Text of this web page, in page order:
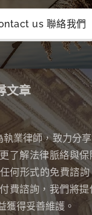
us 聯絡我們
文章
執業律師，致力分
了解法律脈絡與
何形式的免費諮詢
費諮詢，我們將
獲得妥善維護。